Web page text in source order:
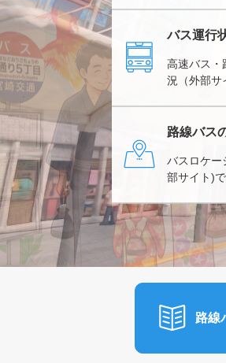
バス運行
高速バス・
況（外部サ
路線バス
バスロケー
部サイト)
路線